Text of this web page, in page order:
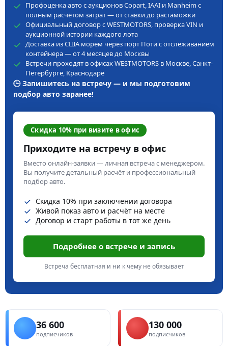
Профоценка авто с аукционов Copart, IAAI и Manheim с
полным расчётом затрат — от ставки до растаможки
Официальный договор с WESTMOTORS, проверка VIN и
аукционной истории каждого лота
Доставка из США морем через порт Поти с отслеживанием
контейнера — от 4 месяцев до Москвы
Встречи проходят в офисах WESTMOTORS в Москве, Санкт-
Петербурге, Краснодаре
🕒 Запишитесь на встречу — и мы подготовим
подбор авто заранее!
Скидка 10% при визите в офис
Приходите на встречу в офис
Вместо онлайн-заявки — личная встреча с менеджером.
Вы получите детальный расчёт и профессиональный
подбор авто.
Скидка 10% при заключении договора
Живой показ авто и расчёт на месте
Договор и старт работы в тот же день
Подробнее о встрече и запись
Встреча бесплатная и ни к чему не обязывает
36 600
подписчиков
130 000
подписчиков